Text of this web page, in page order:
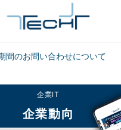
間のお問い合わせについて
CLOSE
企業IT
企業動向